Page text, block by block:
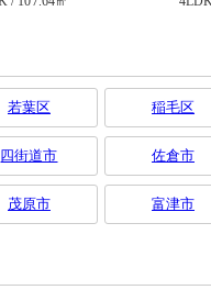
若葉区 稲毛区
四街道市 佐倉市
茂原市 富津市